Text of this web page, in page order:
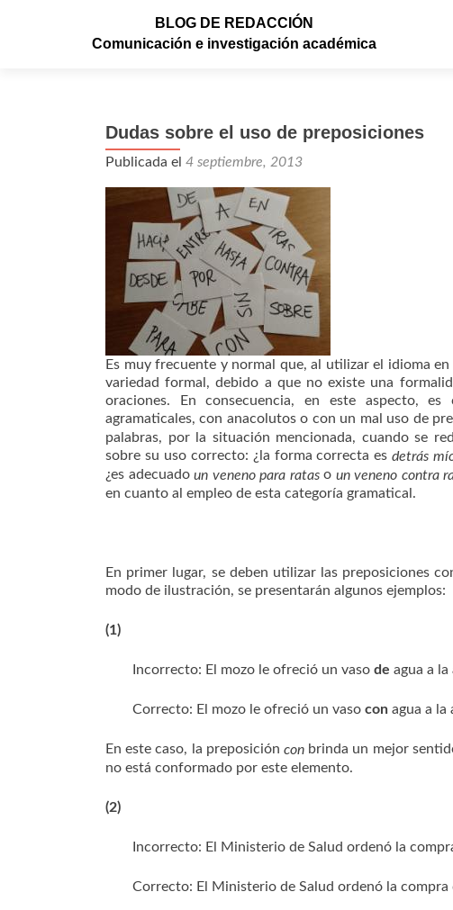
BLOG DE REDACCIÓN
Comunicación e investigación académica
Dudas sobre el uso de preposiciones
Publicada el 4 septiembre, 2013
Es muy frecuente y normal que, al utilizar el idioma
variedad formal, debido a que no existe una
oraciones. En consecuencia, en este aspecto,
agramaticales, con anacolutos o con un mal uso de
palabras, por la situación mencionada, cuando se
sobre su uso correcto: ¿la forma correcta esdetrás
¿es adecuado un veneno para rataso un veneno contra
en cuanto al empleo de esta categoría gramatical.
En primer lugar, se deben utilizar las preposiciones
modo de ilustración, se presentarán algunos ejemplos:
(1)
Incorrecto: El mozo le ofreció un vaso de agua a la
Correcto: El mozo le ofreció un vaso con agua a la
En este caso, la preposición conbrinda un mejor
no está conformado por este elemento.
(2)
Incorrecto: El Ministerio de Salud ordenó la
Correcto: El Ministerio de Salud ordenó la